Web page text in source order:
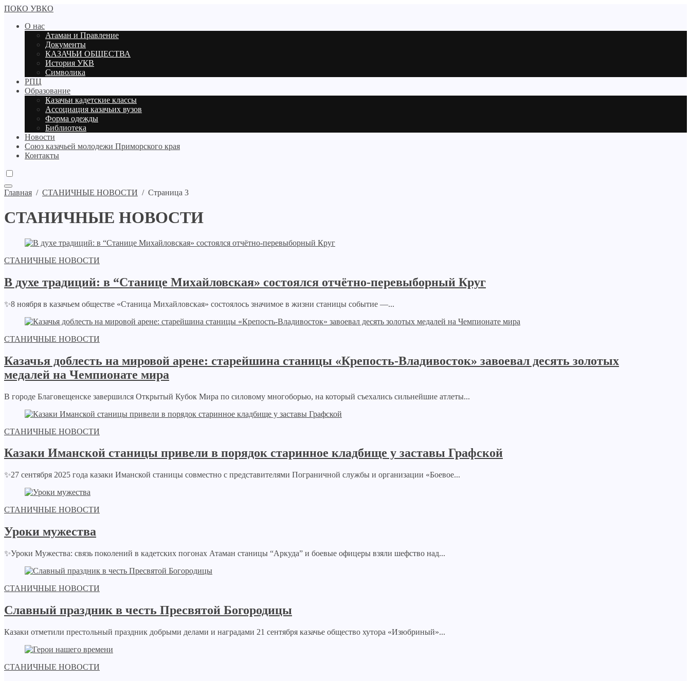
ПОКО УВКО
О нас
Атаман и Правление
Документы
КАЗАЧЬИ ОБЩЕСТВА
История УКВ
Символика
РПЦ
Образование
Казачьи кадетские классы
Ассоциация казачьих вузов
Форма одежды
Библиотека
Новости
Союз казачьей молодежи Приморского края
Контакты
Главная / СТАНИЧНЫЕ НОВОСТИ / Страница 3
СТАНИЧНЫЕ НОВОСТИ
СТАНИЧНЫЕ НОВОСТИ
В духе традиций: в “Станице Михайловская» состоялся отчётно-перевыборный Круг
✨8 ноября в казачьем обществе «Станица Михайловская» состоялось значимое в жизни станицы событие —...
СТАНИЧНЫЕ НОВОСТИ
Казачья доблесть на мировой арене: старейшина станицы «Крепость-Владивосток» завоевал десять золотых
медалей на Чемпионате мира
В городе Благовещенске завершился Открытый Кубок Мира по силовому многоборью, на который съехались сильнейшие атлеты...
СТАНИЧНЫЕ НОВОСТИ
Казаки Иманской станицы привели в порядок старинное кладбище у заставы Графской
✨27 сентября 2025 года казаки Иманской станицы совместно с представителями Пограничной службы и организации «Боевое...
СТАНИЧНЫЕ НОВОСТИ
Уроки мужества
✨Уроки Мужества: связь поколений в кадетских погонах Атаман станицы “Аркуда” и боевые офицеры взяли шефство над...
СТАНИЧНЫЕ НОВОСТИ
Славный праздник в честь Пресвятой Богородицы
Казаки отметили престольный праздник добрыми делами и наградами 21 сентября казачье общество хутора «Изюбриный»...
СТАНИЧНЫЕ НОВОСТИ